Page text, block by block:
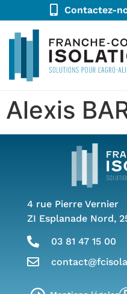
Contactez-
Alexis
4 rue Pierre Vernier
ZI Esplanade Nord,
03 81 47 15 00